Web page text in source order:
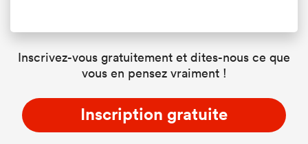
Inscrivez-vous gratuitement et dites-nous ce que
vous en pensez vraiment !
Inscription gratuite